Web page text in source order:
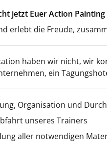
jetzt Euer Action Painting
erlebt die Freude,
haben wir nicht, wir
ein
Organisation und
unseres Trainers
aller notwendigen